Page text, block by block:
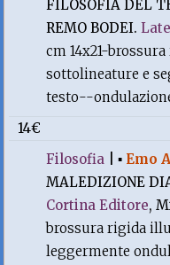
FILOSOFIA DEL
REMO BODEI.
cm 14x21-
sottolineature e
testo--
14€
Filosofia |▪ Emo
MALEDIZIONE
Cortina Editore,
brossura rigida
leggermente